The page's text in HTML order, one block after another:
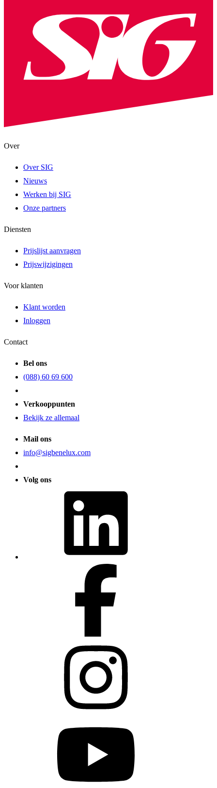
Over
Over SIG
Nieuws
Werken bij SIG
Onze partners
Diensten
Prijslijst aanvragen
Prijswijzigingen
Voor klanten
Klant worden
Inloggen
Contact
Bel ons
(088) 60 69 600
Verkooppunten
Bekijk ze allemaal
Mail ons
info@sigbenelux.com
Volg ons